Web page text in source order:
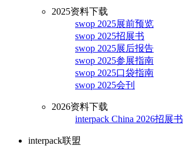
2025资料下载
swop 2025展前预览
swop 2025招展书
swop 2025展后报告
swop 2025参展指南
swop 2025口袋指南
swop 2025会刊
2026资料下载
interpack China 2026招展书
interpack联盟